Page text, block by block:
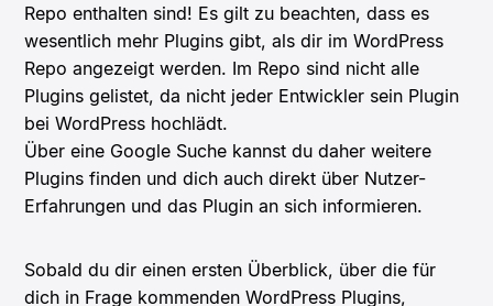
Repo enthalten sind! Es gilt zu beachten, dass es
wesentlich mehr Plugins gibt, als dir im WordPress
Repo angezeigt werden. Im Repo sind nicht alle
Plugins gelistet, da nicht jeder Entwickler sein Plugin
bei WordPress hochlädt.
Über eine Google Suche kannst du daher weitere
Plugins finden und dich auch direkt über Nutzer-
Erfahrungen und das Plugin an sich informieren.
Sobald du dir einen ersten Überblick, über die für
dich in Frage kommenden WordPress Plugins,